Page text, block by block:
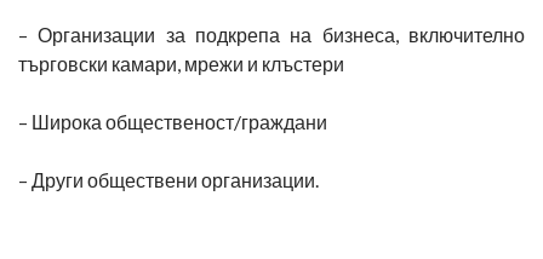
– Организации за подкрепа на бизнеса, включително
търговски камари, мрежи и клъстери
– Широка общественост/граждани
– Други обществени организации.